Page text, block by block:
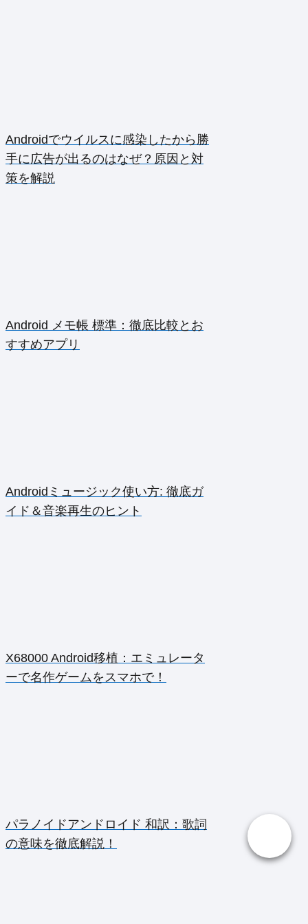
Androidでウイルスに感染したから勝
手に広告が出るのはなぜ？原因と対
策を解説
Android メモ帳 標準：徹底比較とお
すすめアプリ
Androidミュージック使い方: 徹底ガ
イド＆音楽再生のヒント
X68000 Android移植：エミュレータ
ーで名作ゲームをスマホで！
パラノイドアンドロイド 和訳：歌詞
の意味を徹底解説！